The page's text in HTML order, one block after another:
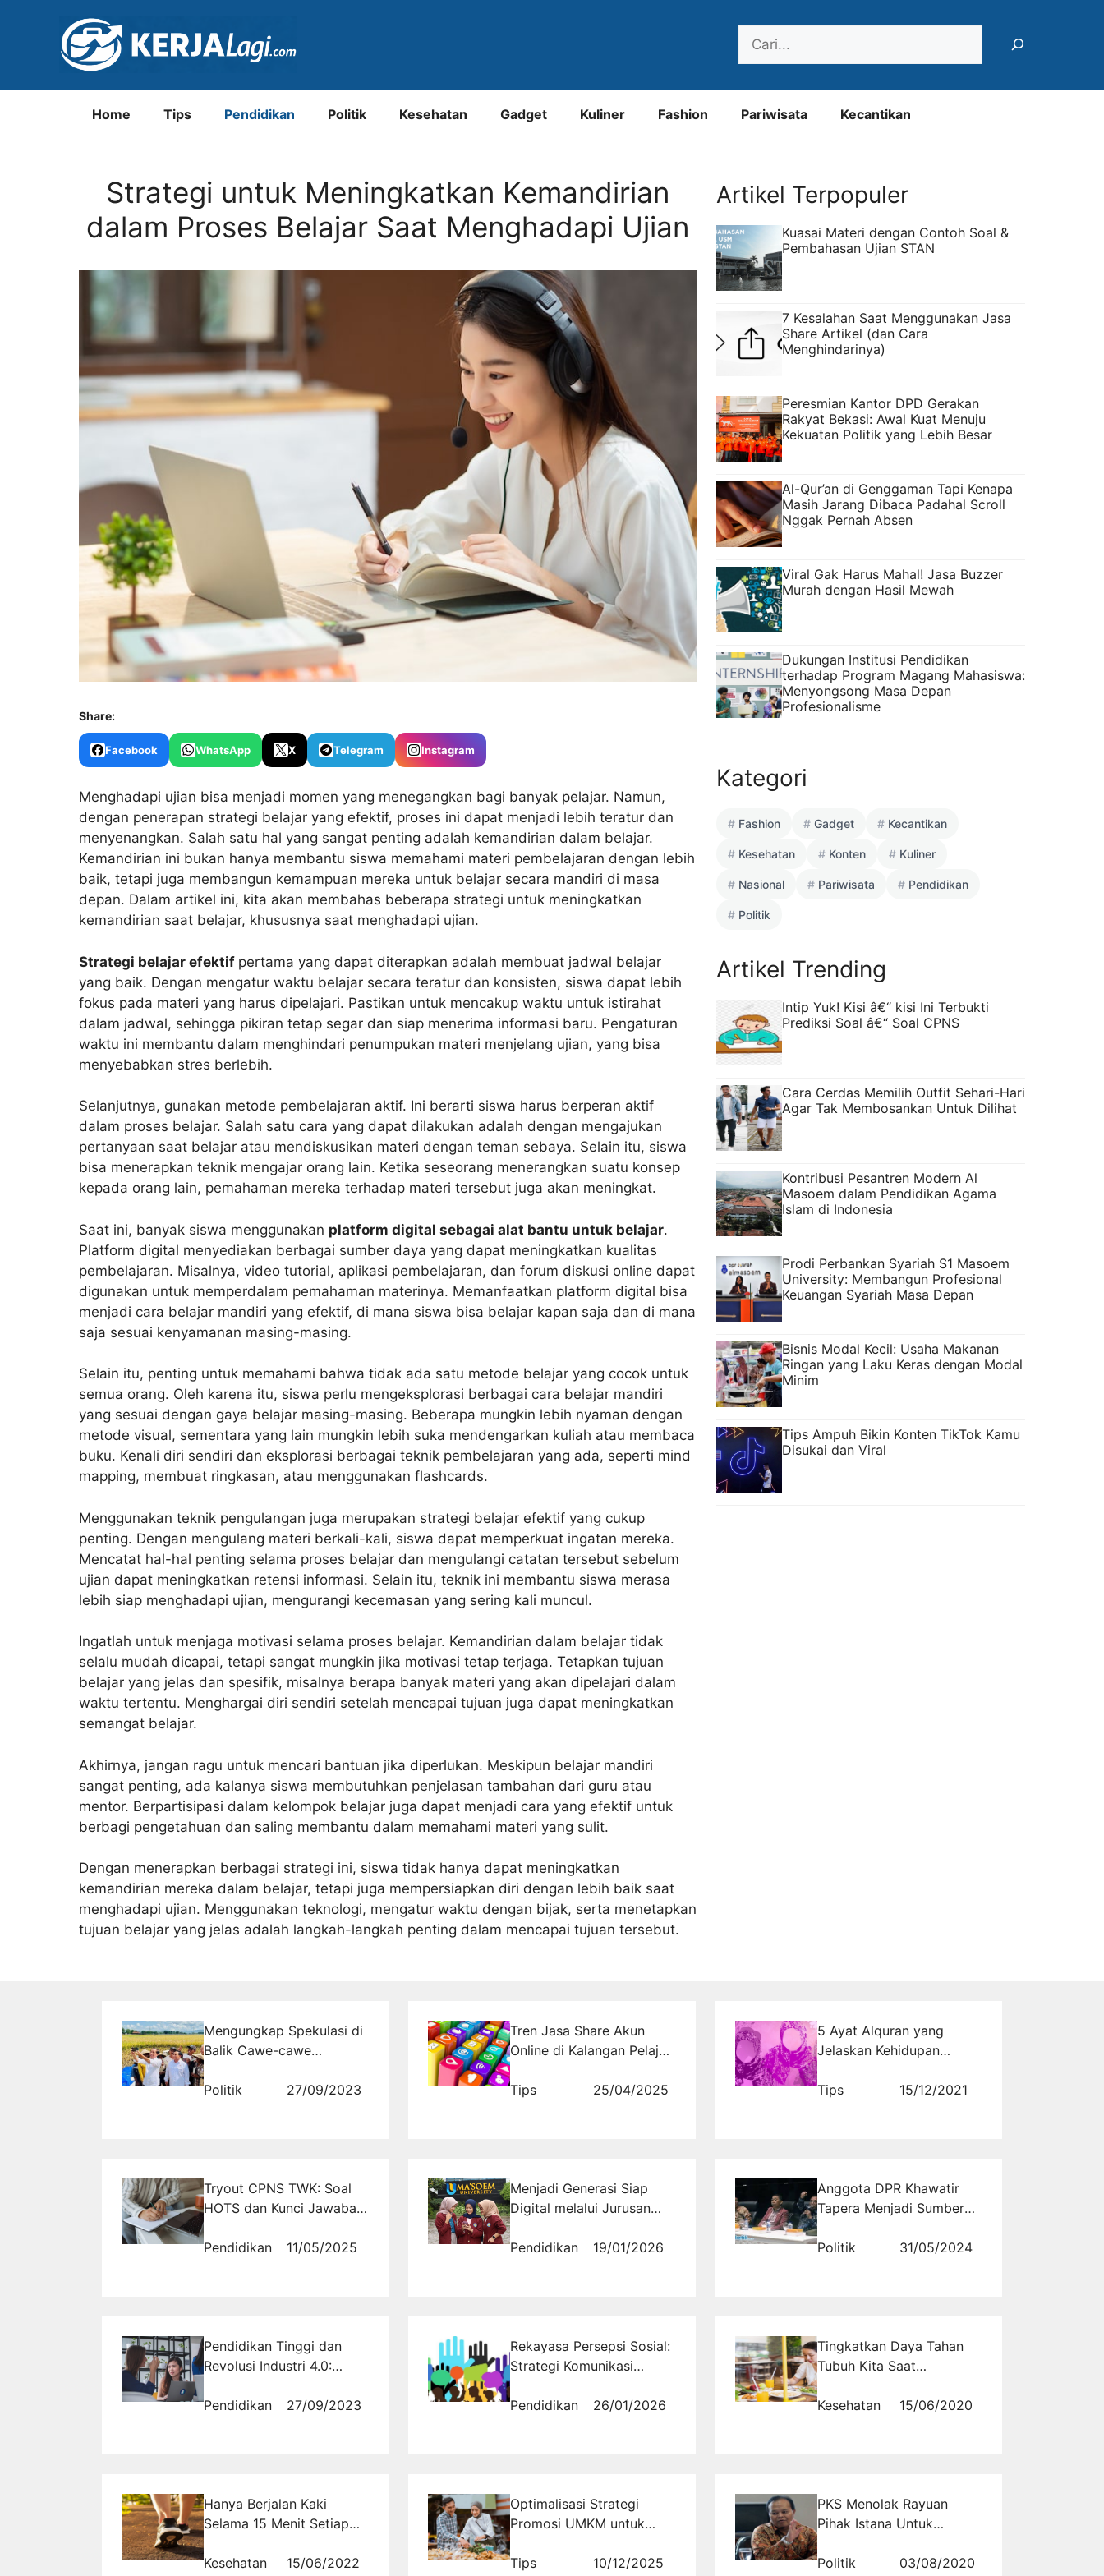
Home Tips Pendidikan Politik Kesehatan Gadget Kuliner Fashion Pariwisata Kecantikan
Strategi untuk Meningkatkan Kemandirian
dalam Proses Belajar Saat Menghadapi Ujian
Share:
Facebook WhatsApp X Telegram Instagram
Menghadapi ujian bisa menjadi momen yang menegangkan bagi banyak pelajar. Namun,
dengan penerapan strategi belajar yang efektif, proses ini dapat menjadi lebih teratur dan
menyenangkan. Salah satu hal yang sangat penting adalah kemandirian dalam belajar.
Kemandirian ini bukan hanya membantu siswa memahami materi pembelajaran dengan lebih
baik, tetapi juga membangun kemampuan mereka untuk belajar secara mandiri di masa
depan. Dalam artikel ini, kita akan membahas beberapa strategi untuk meningkatkan
kemandirian saat belajar, khususnya saat menghadapi ujian.
Strategi belajar efektif pertama yang dapat diterapkan adalah membuat jadwal belajar
yang baik. Dengan mengatur waktu belajar secara teratur dan konsisten, siswa dapat lebih
fokus pada materi yang harus dipelajari. Pastikan untuk mencakup waktu untuk istirahat
dalam jadwal, sehingga pikiran tetap segar dan siap menerima informasi baru. Pengaturan
waktu ini membantu dalam menghindari penumpukan materi menjelang ujian, yang bisa
menyebabkan stres berlebih.
Selanjutnya, gunakan metode pembelajaran aktif. Ini berarti siswa harus berperan aktif
dalam proses belajar. Salah satu cara yang dapat dilakukan adalah dengan mengajukan
pertanyaan saat belajar atau mendiskusikan materi dengan teman sebaya. Selain itu, siswa
bisa menerapkan teknik mengajar orang lain. Ketika seseorang menerangkan suatu konsep
kepada orang lain, pemahaman mereka terhadap materi tersebut juga akan meningkat.
Saat ini, banyak siswa menggunakan platform digital sebagai alat bantu untuk belajar.
Platform digital menyediakan berbagai sumber daya yang dapat meningkatkan kualitas
pembelajaran. Misalnya, video tutorial, aplikasi pembelajaran, dan forum diskusi online dapat
digunakan untuk memperdalam pemahaman materinya. Memanfaatkan platform digital bisa
menjadi cara belajar mandiri yang efektif, di mana siswa bisa belajar kapan saja dan di mana
saja sesuai kenyamanan masing-masing.
Selain itu, penting untuk memahami bahwa tidak ada satu metode belajar yang cocok untuk
semua orang. Oleh karena itu, siswa perlu mengeksplorasi berbagai cara belajar mandiri
yang sesuai dengan gaya belajar masing-masing. Beberapa mungkin lebih nyaman dengan
metode visual, sementara yang lain mungkin lebih suka mendengarkan kuliah atau membaca
buku. Kenali diri sendiri dan eksplorasi berbagai teknik pembelajaran yang ada, seperti mind
mapping, membuat ringkasan, atau menggunakan flashcards.
Menggunakan teknik pengulangan juga merupakan strategi belajar efektif yang cukup
penting. Dengan mengulang materi berkali-kali, siswa dapat memperkuat ingatan mereka.
Mencatat hal-hal penting selama proses belajar dan mengulangi catatan tersebut sebelum
ujian dapat meningkatkan retensi informasi. Selain itu, teknik ini membantu siswa merasa
lebih siap menghadapi ujian, mengurangi kecemasan yang sering kali muncul.
Ingatlah untuk menjaga motivasi selama proses belajar. Kemandirian dalam belajar tidak
selalu mudah dicapai, tetapi sangat mungkin jika motivasi tetap terjaga. Tetapkan tujuan
belajar yang jelas dan spesifik, misalnya berapa banyak materi yang akan dipelajari dalam
waktu tertentu. Menghargai diri sendiri setelah mencapai tujuan juga dapat meningkatkan
semangat belajar.
Akhirnya, jangan ragu untuk mencari bantuan jika diperlukan. Meskipun belajar mandiri
sangat penting, ada kalanya siswa membutuhkan penjelasan tambahan dari guru atau
mentor. Berpartisipasi dalam kelompok belajar juga dapat menjadi cara yang efektif untuk
berbagi pengetahuan dan saling membantu dalam memahami materi yang sulit.
Dengan menerapkan berbagai strategi ini, siswa tidak hanya dapat meningkatkan
kemandirian mereka dalam belajar, tetapi juga mempersiapkan diri dengan lebih baik saat
menghadapi ujian. Menggunakan teknologi, mengatur waktu dengan bijak, serta menetapkan
tujuan belajar yang jelas adalah langkah-langkah penting dalam mencapai tujuan tersebut.
Artikel Terpopuler
Kuasai Materi dengan Contoh Soal &
Pembahasan Ujian STAN
7 Kesalahan Saat Menggunakan Jasa
Share Artikel (dan Cara
Menghindarinya)
Peresmian Kantor DPD Gerakan
Rakyat Bekasi: Awal Kuat Menuju
Kekuatan Politik yang Lebih Besar
Al-Qur’an di Genggaman Tapi Kenapa
Masih Jarang Dibaca Padahal Scroll
Nggak Pernah Absen
Viral Gak Harus Mahal! Jasa Buzzer
Murah dengan Hasil Mewah
Dukungan Institusi Pendidikan
terhadap Program Magang Mahasiswa:
Menyongsong Masa Depan
Profesionalisme
Kategori
Fashion Gadget Kecantikan
Kesehatan Konten Kuliner
Nasional Pariwisata Pendidikan
Politik
Artikel Trending
Intip Yuk! Kisi â€“ kisi Ini Terbukti
Prediksi Soal â€“ Soal CPNS
Cara Cerdas Memilih Outfit Sehari-Hari
Agar Tak Membosankan Untuk Dilihat
Kontribusi Pesantren Modern Al
Masoem dalam Pendidikan Agama
Islam di Indonesia
Prodi Perbankan Syariah S1 Masoem
University: Membangun Profesional
Keuangan Syariah Masa Depan
Bisnis Modal Kecil: Usaha Makanan
Ringan yang Laku Keras dengan Modal
Minim
Tips Ampuh Bikin Konten TikTok Kamu
Disukai dan Viral
Mengungkap Spekulasi di
Balik Cawe-cawe
Kejahatan atau Tindakan
Politik 27/09/2023
Tren Jasa Share Akun
Online di Kalangan Pelajar
Tips
25/04/2025
5 Ayat Alquran yang
Jelaskan Kehidupan
Wanita di Surga
Tips
15/12/2021
Tryout CPNS TWK: Soal
HOTS dan Kunci Jawaban
Resmi
Pendidikan 11/05/2025
Menjadi Generasi Siap
Digital melalui Jurusan
Universitas Masoem
Pendidikan 19/01/2026
Anggota DPR Khawatir
Tapera Menjadi Sumber
Korupsi Baru
Politik
31/05/2024
Pendidikan Tinggi dan
Revolusi Industri 4.0:
Mahasiswa untuk Dunia
Pendidikan 27/09/2023
Rekayasa Persepsi Sosial:
Strategi Komunikasi
Opini Publik di Era Media
Pendidikan 26/01/2026
Tingkatkan Daya Tahan
Tubuh Kita Saat
Menjalankan New Normal
Kesehatan
15/06/2020
Hanya Berjalan Kaki
Selama 15 Menit Setiap
Membuat Panjang Umur
Kesehatan 15/06/2022
Optimalisasi Strategi
Promosi UMKM untuk
Bisnis yang Berkelanjutan
Tips 10/12/2025
PKS Menolak Rayuan
Pihak Istana Untuk
Berkoalisi Di Kabinet
Jokowi
Politik 03/08/2020